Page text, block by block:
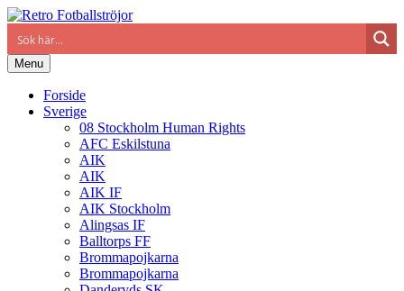
Menu
Forside
Sverige
08 Stockholm Human Rights
AFC Eskilstuna
AIK
AIK
AIK IF
AIK Stockholm
Alingsas IF
Balltorps FF
Brommapojkarna
Brommapojkarna